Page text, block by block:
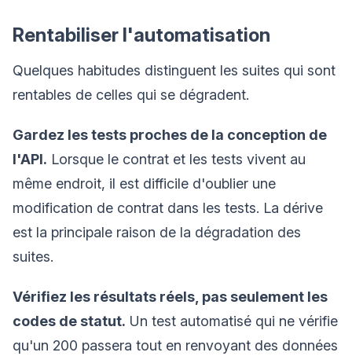
Rentabiliser l'automatisation
Quelques habitudes distinguent les suites qui sont
rentables de celles qui se dégradent.
Gardez les tests proches de la conception de
l'API. Lorsque le contrat et les tests vivent au
même endroit, il est difficile d'oublier une
modification de contrat dans les tests. La dérive
est la principale raison de la dégradation des
suites.
Vérifiez les résultats réels, pas seulement les
codes de statut. Un test automatisé qui ne vérifie
qu'un 200 passera tout en renvoyant des données